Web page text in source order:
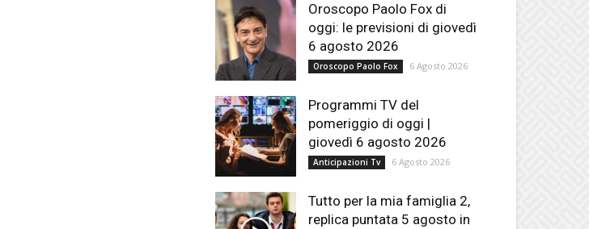
Oroscopo Paolo Fox di
oggi: le previsioni di giovedì
6 agosto 2026
Oroscopo Paolo Fox 6 Agosto 2026
Programmi TV del
pomeriggio di oggi |
giovedì 6 agosto 2026
Anticipazioni Tv 6 Agosto 2026
Tutto per la mia famiglia 2,
replica puntata 5 agosto in